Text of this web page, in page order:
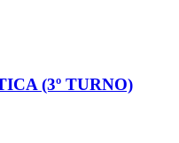
(3º TURNO)